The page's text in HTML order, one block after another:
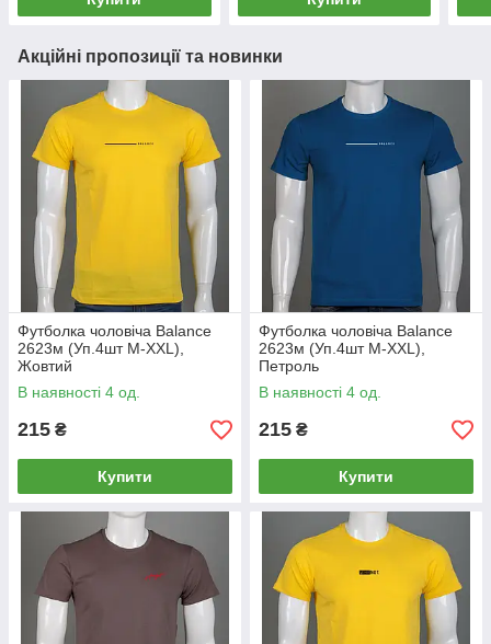
Акційні пропозиції та новинки
Футболка чоловіча Balance
2623м (Уп.4шт M-XXL),
Жовтий
В наявності 4 од.
215 ₴
Купити
Футболка чоловіча Balance
2623м (Уп.4шт M-XXL),
Петроль
В наявності 4 од.
215 ₴
Купити